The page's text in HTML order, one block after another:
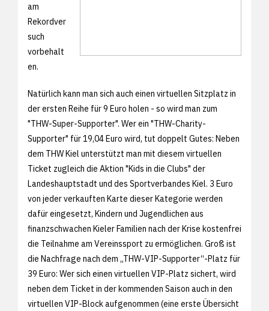
am
Rekordver
such
vorbehalt
en.
Natürlich kann man sich auch einen virtuellen Sitzplatz in
der ersten Reihe für 9 Euro holen - so wird man zum
"THW-Super-Supporter". Wer ein "THW-Charity-
Supporter" für 19,04 Euro wird, tut doppelt Gutes: Neben
dem THW Kiel unterstützt man mit diesem virtuellen
Ticket zugleich die Aktion "Kids in die Clubs" der
Landeshauptstadt und des Sportverbandes Kiel. 3 Euro
von jeder verkauften Karte dieser Kategorie werden
dafür eingesetzt, Kindern und Jugendlichen aus
finanzschwachen Kieler Familien nach der Krise kostenfrei
die Teilnahme am Vereinssport zu ermöglichen. Groß ist
die Nachfrage nach dem „THW-VIP-Supporter“-Platz für
39 Euro: Wer sich einen virtuellen VIP-Platz sichert, wird
neben dem Ticket in der kommenden Saison auch in den
virtuellen VIP-Block aufgenommen (eine erste Übersicht